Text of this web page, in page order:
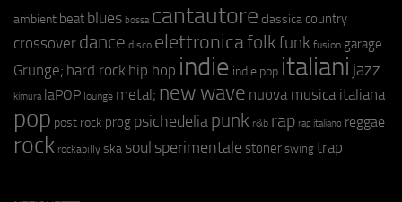
ambient beat blues bossa cantautore classica country
crossover dance disco elettronicafolkfunk fusion garage
Grunge; hard rock hip hop indie indie pop italiani jazz
kimura laPOP lounge metal; new wave nuova musica italiana
pop post rock prog psichedeliapunk r&b rap rap italiano reggae
rock rockabilly ska soul sperimentale stoner swing trap